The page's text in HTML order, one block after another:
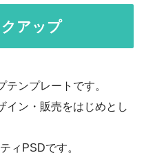
アップ
ンプレートです。
イン・販売をはじめとし
ィPSDです。